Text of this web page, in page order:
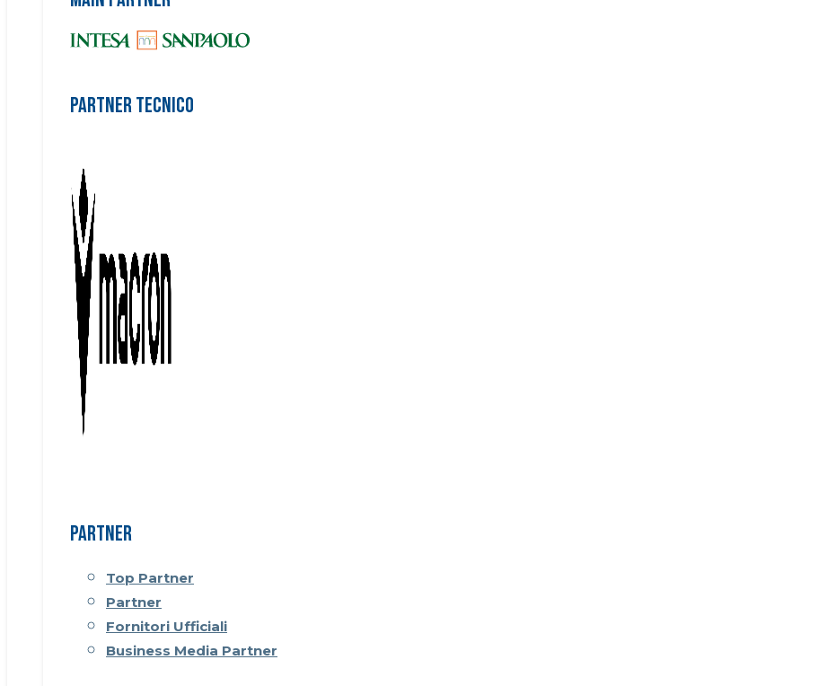
Partner Tecnico
Partner
Top Partner
Partner
Fornitori Ufficiali
Business Media Partner